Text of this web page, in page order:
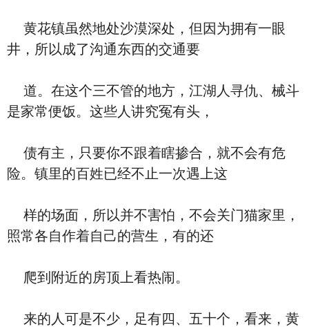
黄花镇虽然地处沙漠深处，但因为拥有一眼
井，所以成了沟通东西的交通要
道。在这个三不管的地方，江湖人寻仇、械斗
是家常便饭。这些人讲究冤有头，
债有主，只要你不跟着瞎掺合，就不会有危
险。镇里的百姓已经不止一次遇上这
样的场面，所以并不害怕，不会关门猫家里，
照常各自作着自己的营生，有的还
爬到附近的房顶上看热闹。
来的人可是不少，足有四、五十个，看来，黄